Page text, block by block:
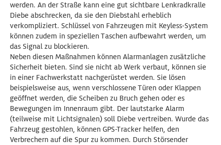
werden. An der Straße kann eine gut sichtbare Lenkradkralle
Diebe abschrecken, da sie den Diebstahl erheblich
verkompliziert. Schlüssel von Fahrzeugen mit Keyless-System
können zudem in speziellen Taschen aufbewahrt werden, um
das Signal zu blockieren.
Neben diesen Maßnahmen können Alarmanlagen zusätzliche
Sicherheit bieten. Sind sie nicht ab Werk verbaut, können sie
in einer Fachwerkstatt nachgerüstet werden. Sie lösen
beispielsweise aus, wenn verschlossene Türen oder Klappen
geöffnet werden, die Scheiben zu Bruch gehen oder es
Bewegungen im Innenraum gibt. Der lautstarke Alarm
(teilweise mit Lichtsignalen) soll Diebe vertreiben. Wurde das
Fahrzeug gestohlen, können GPS-Tracker helfen, den
Verbrechern auf die Spur zu kommen. Durch Störsender